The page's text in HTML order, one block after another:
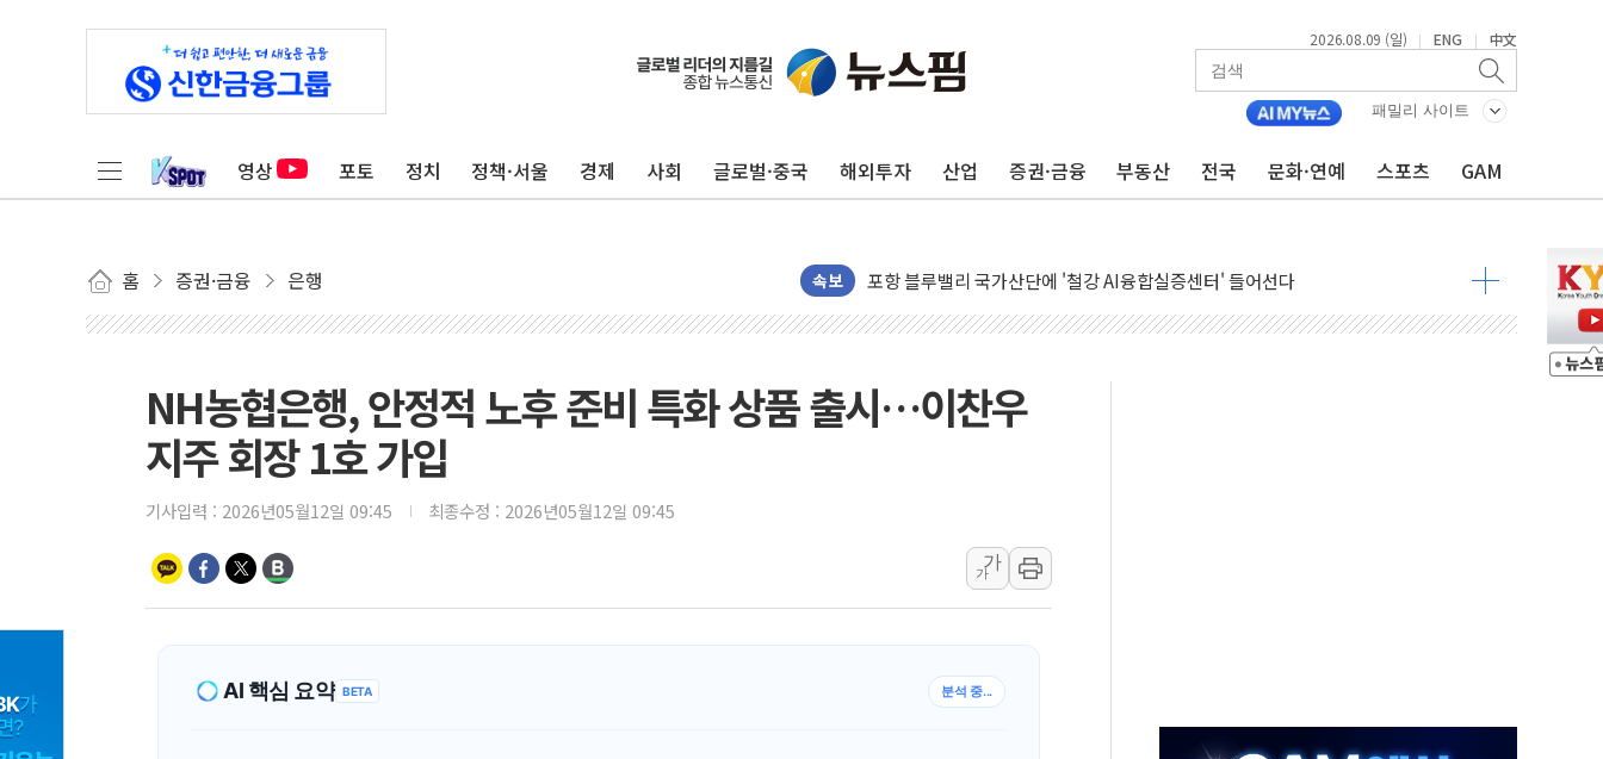
2026.08.09 (일) | ENG | 中文
패밀리 사이트
영상 포토 정치 정책·서울 경제 사회 글로벌·중국 해외투자 산업 증권·금융 부동산 전국 문화·연예 스포츠 GAM
홈 증권·금융 은행 속보
평택 진위면 공장서 질식사고 발생…작업자 1명 숨져
상주 낙동강 선착장 하류서 50대 숨진 채 발견...경찰, 조사 중
[종합] 김민석, 정청래에 누적 '1.48%p' 차 선두 유지...金 46.01% vs 鄭 44.53%
인천서 말다툼 중 어머니 살해 10대 구속…범행 후 반려견도 죽여
김민석, 강원·대구·경북 경선서 정청래에 승리…金 48.54% vs 鄭 44.40%
[속보] 민주, 강원 경선 결과 발표...김민석 50.30% 정청래 41.94% 송영길 7.76%
정재헌 CEO, SKT 장기고객 400명 맞이…"마음 잇는 시간 되길"
하나금융, 명동 소상공인에 '행복상자' 전달
인천시 광복절 현수막 '태극기 거꾸로' 논란…이틀만에 철거
병무청, 보충역 전면 손질… 예술·체육요원 최대 33% 감축
NH농협은행, 안정적 노후 준비 특화 상품 출시…이찬우
지주 회장 1호 가입
기사입력 : 2026년05월12일 09:45 최종수정 : 2026년05월12일 09:45
가
가
AI 핵심 요약 BETA 분석 중...